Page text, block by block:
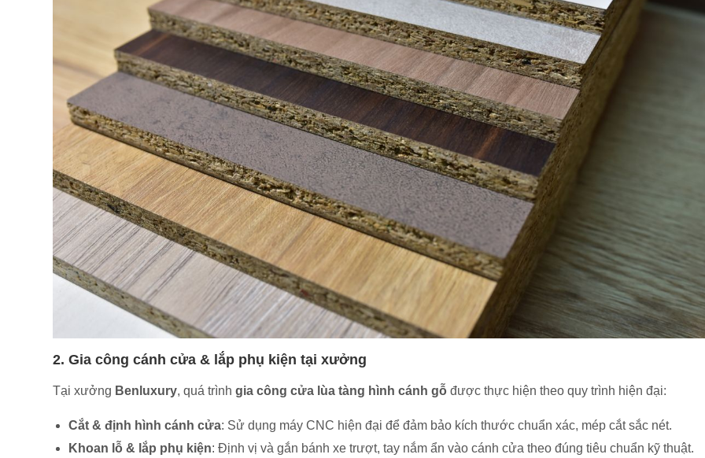
2. Gia công cánh cửa & lắp phụ kiện tại xưởng
Tại xưởng Benluxury, quá trình gia công cửa lùa tàng hình cánh gỗ được thực hiện theo quy trình hiện đại:
Cắt & định hình cánh cửa: Sử dụng máy CNC hiện đại để đảm bảo kích thước chuẩn xác, mép cắt sắc nét.
Khoan lỗ & lắp phụ kiện: Định vị và gắn bánh xe trượt, tay nắm ẩn vào cánh cửa theo đúng tiêu chuẩn kỹ thuật.